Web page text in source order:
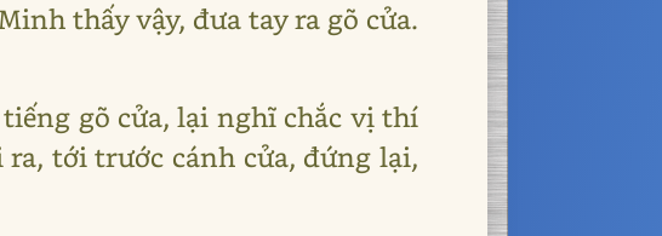
thấy vậy, đưa tay ra gõ cửa.
gõ cửa, lại nghĩ chắc vị thí
tới trước cánh cửa, đứng lại,